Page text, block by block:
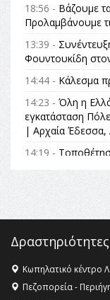
18:56 - Βάζουμε
Προλαμβάνουμε
13:39 -
Φουντουκίδη
14:44 - Κάλεσμα
14:23 - Όλη η
εγκατάσταση
| Αρχαία Έδεσσα,
14:19 -
Αναθεώρηση του
θεσμικές
στις επόμενες
16:35 -Το
16:27 - Όλυμπος:
Κληρονομιάς της
Όλυμπος
αγαθό εξέχουσας
Δραστηριότητες
Κωπηλατικό κέντρο
Πεζοπορεία -